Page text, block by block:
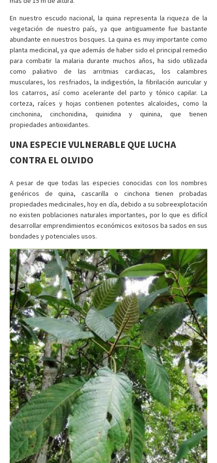
En nuestro escudo nacional, la quina representa la riqueza de la
vegetación de nuestro país, ya que antiguamente fue bastante
abundante en nuestros bosques. La quina es muy importante como
planta medicinal, ya que además de haber sido el principal remedio
para combatir la malaria durante muchos años, ha sido utilizada
como paliativo de las arritmias cardiacas, los calambres
musculares, los resfriados, la indigestión, la fibrilación auricular y
los catarros, así como acelerante del parto y tónico capilar. La
corteza, raíces y hojas contienen potentes alcaloides, como la
cinchonina, cinchonidina, quinidina y quinina, que tienen
propiedades antioxidantes.
UNA ESPECIE VULNERABLE QUE LUCHA
CONTRA EL OLVIDO
A pesar de que todas las especies conocidas con los nombres
genéricos de quina, cascarilla o cinchona tienen probadas
propiedades medicinales, hoy en día, debido a su sobreexplotación
no existen poblaciones naturales importantes, por lo que es difícil
desarrollar emprendimientos económicos exitosos ba sados en sus
bondades y potenciales usos.